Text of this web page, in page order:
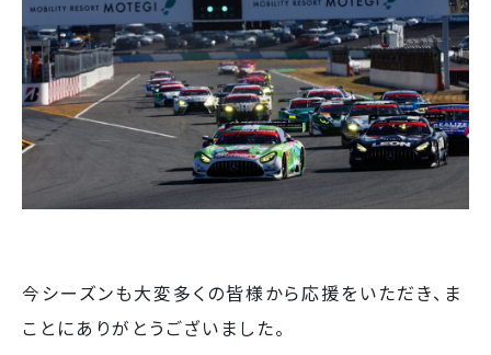
今シーズンも大変多くの皆様から応援をいただき、ま
ことにありがとうございました。